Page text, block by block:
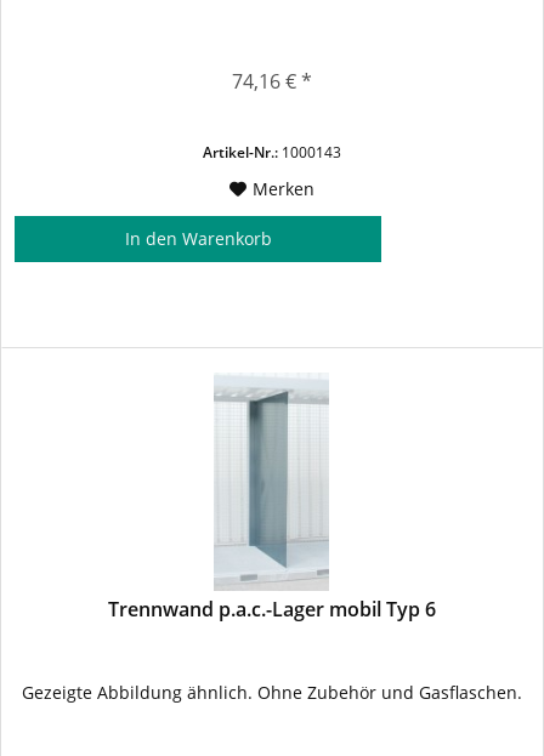
74,16 € *
Artikel-Nr.: 1000143
Merken
In den Warenkorb
Trennwand p.a.c.-Lager mobil Typ 6
Gezeigte Abbildung ähnlich. Ohne Zubehör und Gasflaschen.